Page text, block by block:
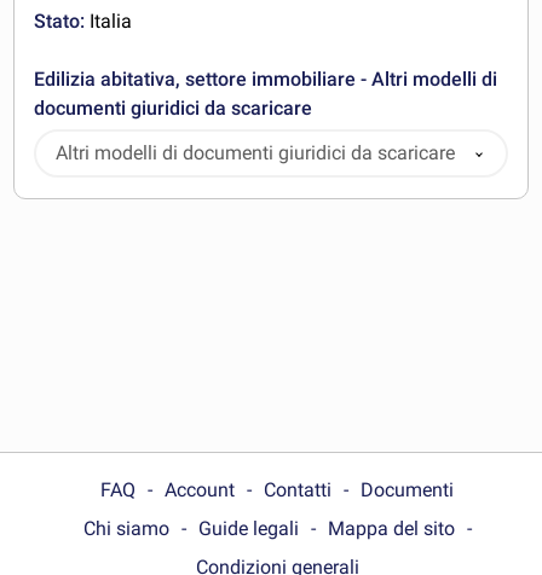
Stato: Italia
Edilizia abitativa, settore immobiliare - Altri modelli di
documenti giuridici da scaricare
Altri modelli di documenti giuridici da scaricare
FAQ Account Contatti
Documenti
Chi siamo
Guide legali
Mappa del sito
Condizioni generali